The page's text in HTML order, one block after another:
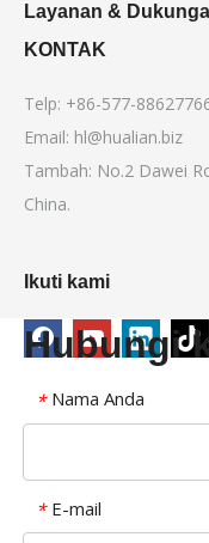
Layanan &
KONTAK
Telp: +86-577-
Email: hl@hualian.biz
Tambah: No.2 Dawei
China.
Ikuti kami
Hubungi
* Nama Anda
* E-mail